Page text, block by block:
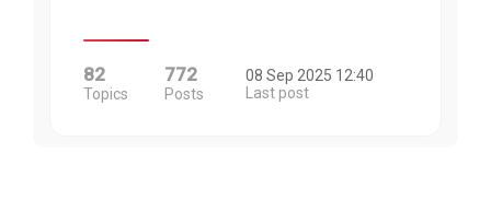
82
Topics
772
Posts
08 Sep 2025 12:40
Last post